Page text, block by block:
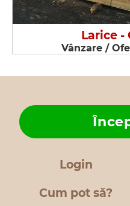
Larice -
Vânzare /
Login
Cum pot să?